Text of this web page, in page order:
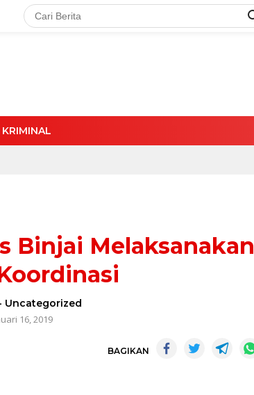
KRIMINAL
Binjai Melaksanakan
Uncategorized
16, 2019
BAGIKAN